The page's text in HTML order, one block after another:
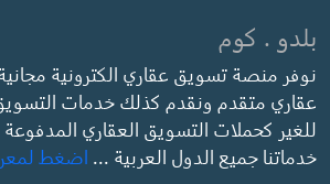
بلدو . كوم
نوفر منصة تسويق عقاري الكترونية
عقاري متقدم ونقدم كذلك خدمات
للغير كحملات التسويق العقاري
خدماتنا جميع الدول العربية ... اضغط